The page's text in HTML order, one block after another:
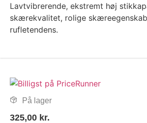
Lavtvibrerende, ekstremt høj
skærekvalitet, rolige
rufletendens.
På lager
325,00 kr.